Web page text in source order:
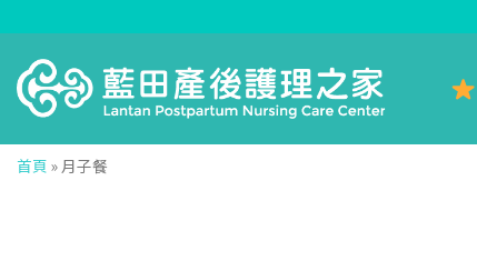
to
content
首頁 » 月子餐